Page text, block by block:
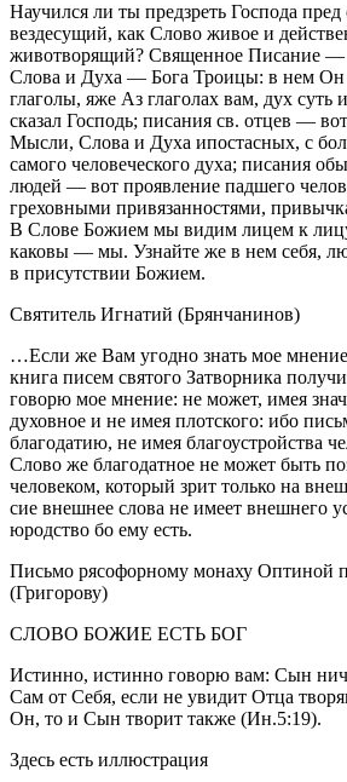
Научился ли ты предзреть Господа
вездесущий, как Слово живое и
животворящий? Священное Писание —
Слова и Духа — Бога Троицы: в нем Он
глаголы, яже Аз глаголах вам, дух
сказал Господь; писания св. отцев —
Мысли, Слова и Духа ипостасных, с
самого человеческого духа; писания
людей — вот проявление падшего
греховными привязанностями,
В Слове Божием мы видим лицем к
каковы — мы. Узнайте же в нем себя,
в присутствии Божием.
Святитель Игнатий (Брянчанинов)
…Если же Вам угодно знать мое
книга писем святого Затворника
говорю мое мнение: не может, имея
духовное и не имея плотского: ибо
благодатию, не имея благоустройства
Слово же благодатное не может быть
человеком, который зрит только на
сие внешнее слова не имеет внешнего
юродство бо ему есть.
Письмо рясофорному монаху Оптиной
(Григорову)
СЛОВО БОЖИЕ ЕСТЬ БОГ
Истинно, истинно говорю вам: Сын
Сам от Себя, если не увидит Отца
Он, то и Сын творит также (Ин.5:19).
Здесь есть иллюстрация